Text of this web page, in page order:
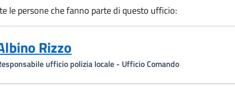
le persone che fanno parte di questo ufficio:
Rizzo
ufficio polizia locale - Ufficio Comando